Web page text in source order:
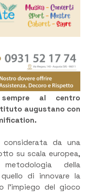
al centro
augustano con
considerata da una
su scala europea,
della
di innovare la
l’impiego del gioco